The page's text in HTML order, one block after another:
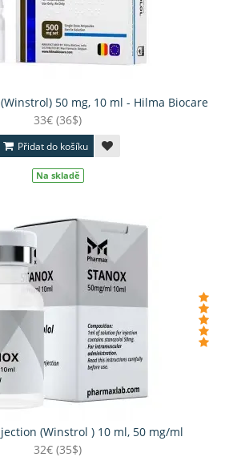
50 mg, 10 ml - Hilma Biocare
33€ (36$)
Přidat do košíku
Na skladě
(Winstrol ) 10 ml, 50 mg/ml
32€ (35$)